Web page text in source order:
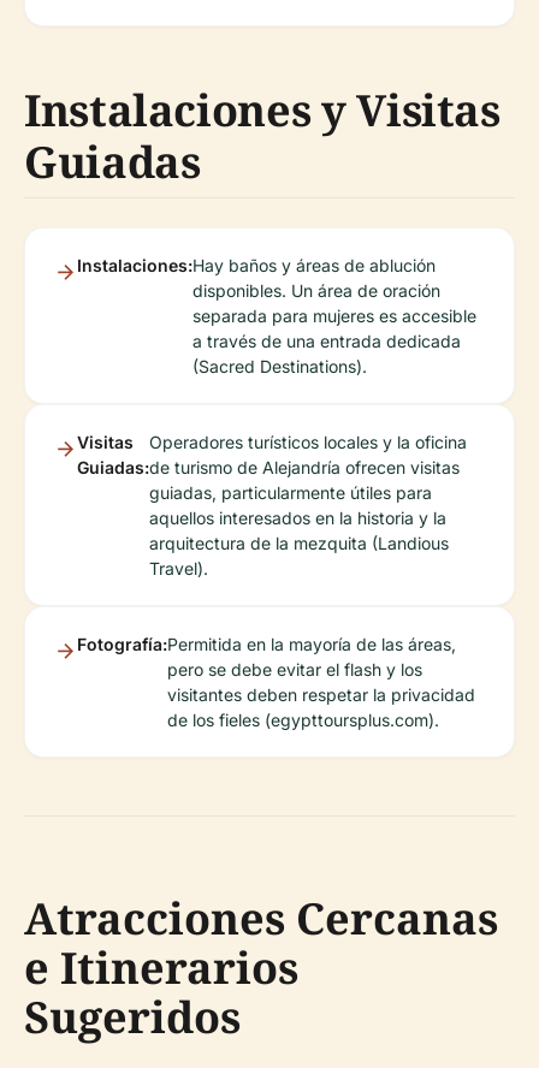
Instalaciones y Visitas
Guiadas
Instalaciones:Hay baños y áreas de ablución
disponibles. Un área de oración
separada para mujeres es accesible
a través de una entrada dedicada
(Sacred Destinations).
Visitas
Guiadas:
Operadores turísticos locales y la oficina
de turismo de Alejandría ofrecen visitas
guiadas, particularmente útiles para
aquellos interesados en la historia y la
arquitectura de la mezquita (Landious
Travel).
Fotografía:Permitida en la mayoría de las áreas,
pero se debe evitar el flash y los
visitantes deben respetar la privacidad
de los fieles (egypttoursplus.com).
Atracciones Cercanas
e Itinerarios
Sugeridos